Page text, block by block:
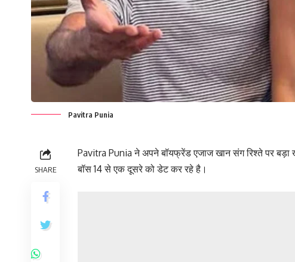
Pavitra Punia
SHARE
Pavitra Punia ने अपने बॉयफ्रेंड एजाज खान संग रिश्ते पर
बॉस 14 से एक दूसरे को डेट कर रहे है।